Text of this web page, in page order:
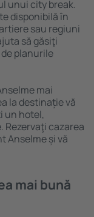
unui city break.
disponibilă în
sau regiuni
să găsiţi
planurile
mai
la destinație vă
un hotel,
cazarea
Anselme și vă
mai bună